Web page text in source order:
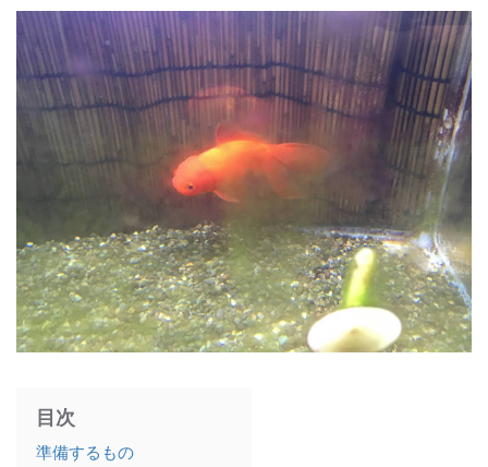
目次
準備するもの